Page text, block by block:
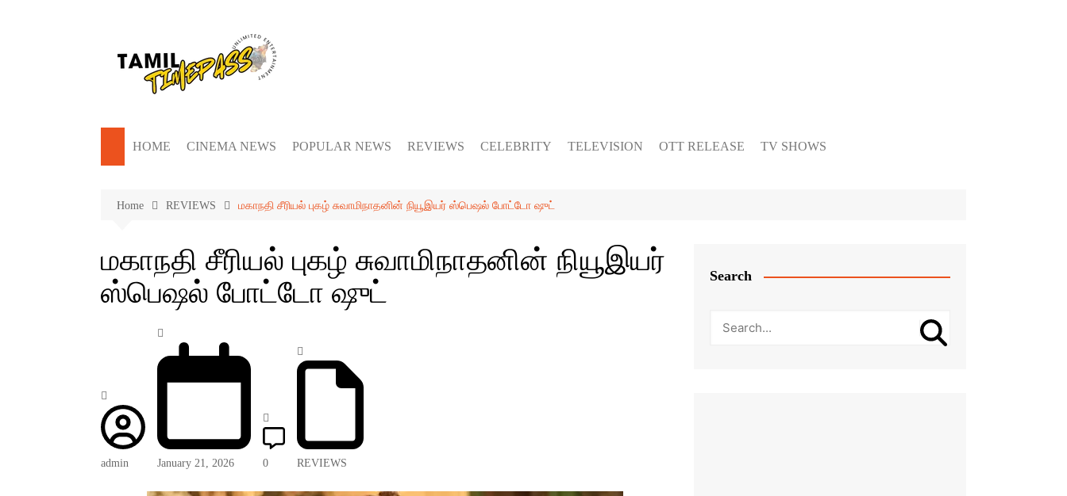
HOME CINEMA NEWS POPULAR NEWS REVIEWS CELEBRITY TELEVISION OTT RELEASE TV SHOWS
Home REVIEWS மகாநதி சீரியல் புகழ் சுவாமிநாதனின் நியூஇயர் ஸ்பெஷல் போட்டோ ஷுட்
மகாநதி சீரியல் புகழ் சுவாமிநாதனின் நியூஇயர்
ஸ்பெஷல் போட்டோ ஷுட்
admin January 21, 2026 0 REVIEWS
Search